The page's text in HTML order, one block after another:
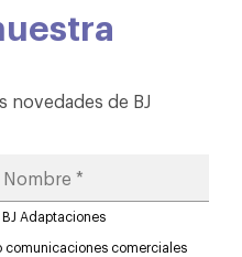
novedades de BJ
Adaptaciones
comunicaciones comerciales